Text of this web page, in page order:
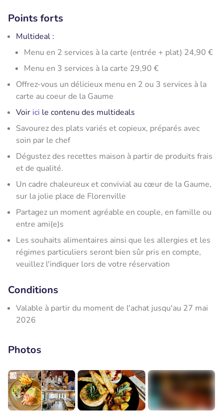
Points forts
Multideal :
Menu en 2 services à la carte (entrée + plat) 24,90 €
Menu en 3 services à la carte 29,90 €
Offrez-vous un délicieux menu en 2 ou 3 services à la
carte au coeur de la Gaume
Voir ici le contenu des multideals
Savourez des plats variés et copieux, préparés avec
soin par le chef
Dégustez des recettes maison à partir de produits frais
et de qualité.
Un cadre chaleureux et convivial au cœur de la Gaume,
sur la jolie place de Florenville
Partagez un moment agréable en couple, en famille ou
entre ami(e)s
Les souhaits alimentaires ainsi que les allergies et les
régimes particuliers seront bien sûr pris en compte,
veuillez l'indiquer lors de votre réservation
Conditions
Valable à partir du moment de l'achat jusqu'au 27 mai
2026
Photos